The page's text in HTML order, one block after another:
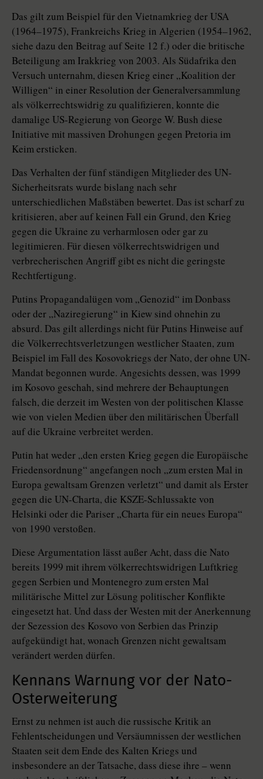
Das gilt zum Beispiel für den Vietnamkrieg der USA
(1964–1975), Frankreichs Krieg in Algerien (1954–1962,
siehe dazu den Beitrag auf Seite 12 f.) oder die britische
Beteiligung am Irakkrieg von 2003. Als Südafrika den
Versuch unternahm, diesen Krieg einer „Koalition der
Willigen“ in einer Resolution der Generalversammlung
als völkerrechtswidrig zu qualifizieren, konnte die
damalige US-Regierung von ­George W. Bush diese
Initiative mit massiven Drohungen gegen Pretoria im
Keim ersticken.
Das Verhalten der fünf ständigen Mitglieder des UN-
Sicherheitsrats wurde bislang nach sehr
unterschiedlichen Maßstäben bewertet. Das ist scharf zu
kritisieren, aber auf keinen Fall ein Grund, den Krieg
gegen die Ukrai­ne zu verharmlosen oder gar zu
legitimieren. Für diesen völkerrechtswidrigen und
verbrecherischen Angriff gibt es nicht die geringste
Rechtfertigung.
Putins Propagandalügen vom „Genozid“ im Donbass
oder der „Naziregierung“ in Kiew sind ohnehin zu
absurd. Das gilt allerdings nicht für Putins Hinweise auf
die Völkerrechtsverletzungen westlicher Staaten, zum
Beispiel im Fall des Kosovokriegs der Nato, der ohne UN-
Mandat begonnen wurde. Angesichts dessen, was 1999
im Kosovo geschah, sind mehrere der Behauptungen
falsch, die derzeit im Westen von der politischen Klasse
wie von vielen Me­dien über den militärischen Überfall
auf die Ukraine verbreitet werden.
Putin hat weder „den ersten Krieg gegen die Europäische
Friedensordnung“ angefangen noch „zum ersten Mal in
Europa gewaltsam Grenzen verletzt“ und damit als Erster
gegen die UN-Charta, die KSZE-Schlussakte von
Helsinki oder die Pariser „Charta für ein neues Europa“
von 1990 verstoßen.
Diese Argumentation lässt außer Acht, dass die Nato
bereits 1999 mit ihrem völkerrechtswidrigen Luftkrieg
gegen Serbien und Montenegro zum ersten Mal
militärische Mittel zur Lösung politischer Konflikte
eingesetzt hat. Und dass der Westen mit der Anerkennung
der Sezession des Kosovo von Serbien das Prinzip
aufgekündigt hat, wonach Grenzen nicht gewaltsam
verändert werden dürfen.
Kennans Warnung vor der ­Nato-
Osterweiterung
Ernst zu nehmen ist auch die russische Kritik an
Fehlentscheidungen und Versäumnissen der westlichen
Staaten seit dem Ende des Kalten Kriegs und
insbesondere an der Tatsache, dass diese ihre – wenn